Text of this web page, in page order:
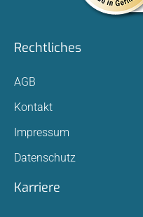
Rechtliches
AGB
Kontakt
Impressum
Datenschutz
Karriere